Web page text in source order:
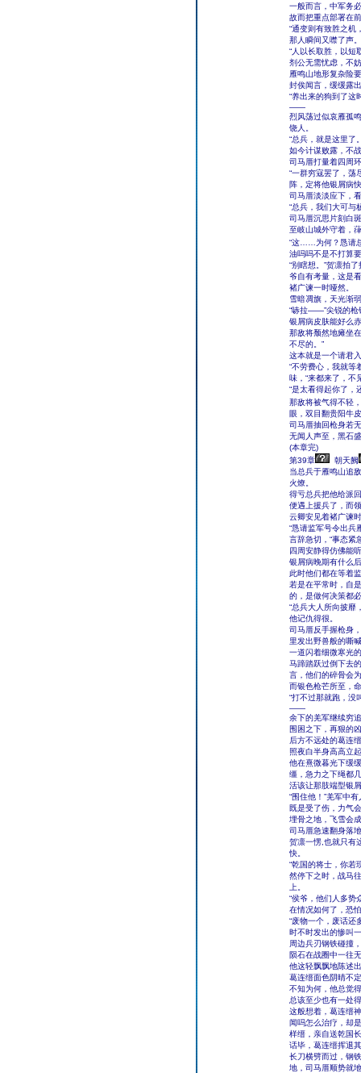
一般而言，中军务
故而把重点部署在
“通变则有致胜之机
那人瞬间又噤了声。
“人以长取胜，以短
剂公无需忧虑，不
雁鸣山地形复杂险
封俟闻言，缓缓露
“养出来的狗到了这
——
烈风荡过似哀雁孤
饶人。
“总兵，就是这里了
如今计谋败露，不
司马厝打量着四周
“一群穷寇罢了，荡
阵，定将他银屑病
司马厝淡淡应下，
“总兵，我们大可与
司马厝沉思片刻白
至岐山城外守着，
“这……为何？恳请
油吗吗不是不打算
“别瞎想。”贺凛拍
爷自有考量，这是
褚广谏一时哑然。
雪暗凋旗，天光渐
“哧拉——”尖锐的枪
银屑病皮肤能好么
那敌将颓然地瘫坐
不尽的。”
这本就是一个请君
“不劳费心，我就等
味，“来都来了，不
“是太看得起你了，
那敌将被气得不轻
眼，双目翻贵阳牛
司马厝抽回枪身若
无闻人声至，黑石
(本章完)
第39章
朝天阙
当总兵于雁鸣山追
火燎。
得亏总兵把他给派
便遇上援兵了，而
云卿安见着褚广谏
“恳请监军号令出兵
言辞急切，“事态紧
四周安静得仿佛能
银屑病晚期有什么
此时他们都在等着
若是在平常时，自
的，是做何决策都
“总兵大人所向披靡
他记仇得很。
司马厝反手握枪身
里发出野兽般的嘶
一道闪着细微寒光
马蹄踏跃过倒下去
言，他们的碎骨会
而银色枪芒所至，
“打不过那就跑，没
——
余下的羌军继续穷
围困之下，再狠的
后方不远处的葛连
照夜白半身高高立
他在熹微暮光下缓
缰，急力之下绳都
活该让那肢端型银
“围住他！”羌军中
既是受了伤，力气
埋骨之地，飞雪会
司马厝急速翻身落
贺凛一愣,也就只有
快。
“乾国的将士，你若
然停下之时，战马
上。
“侯爷，他们人多势
在情况如何了，恐
“废物一个，废话还
时不时发出的惨叫
周边兵刃钢铁碰撞
陨石在战圈中一往
他这轻飘飘地陈述
葛连缙面色阴晴不
不知为何，他总觉
总该至少也有一处
这般想着，葛连缙
闻吗怎么治疗，却
样缙，亲自送乾国
话毕，葛连缙挥退
长刀横劈而过，钢
地，司马厝顺势就